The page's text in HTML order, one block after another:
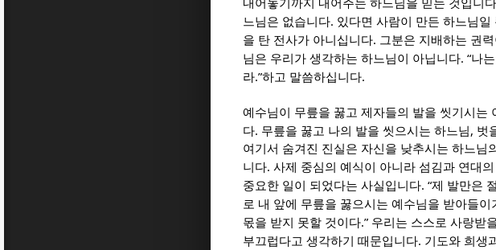
내어놓기까지 내어주는 하느님을 믿는 것입니다
느님은 없습니다. 있다면 사람이 만든 하느님일
을 탄 전사가 아니십니다. 그분은 지배하는 권
님은 우리가 생각하는 하느님이 아닙니다. “나
라.”하고 말씀하십니다.
예수님이 무릎을 꿇고 제자들의 발을 씻기시는
다. 무릎을 꿇고 나의 발을 씻으시는 하느님, 벗
여기서 숨겨진 진실은 자신을 낮추시는 하느님
니다. 사제 중심의 예식이 아니라 섬김과 연대
중요한 일이 되었다는 사실입니다. “제 발만은
로 내 앞에 무릎을 꿇으시는 예수님을 받아들이
몫을 받지 못할 것이다.” 우리는 스스로 사랑받
부끄럽다고 생각하기 때문입니다. 기도와 희생